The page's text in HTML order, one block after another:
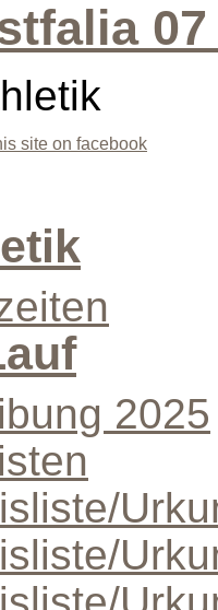
site on facebook
2025